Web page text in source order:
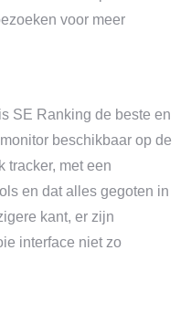
voor meer
SE Ranking de beste en
beschikbaar op de
tracker, met een
en dat alles gegoten in
kant, er zijn
interface niet zo